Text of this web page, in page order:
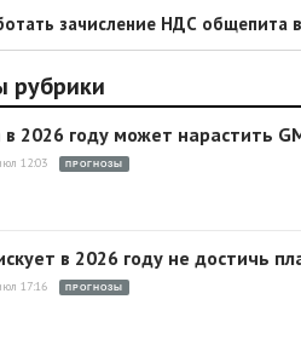
зачисление НДС
рубрики
в 2026 году может нарастить
12:03 ПРОГНОЗЫ
в 2026 году не достичь
17:16 ПРОГНОЗЫ